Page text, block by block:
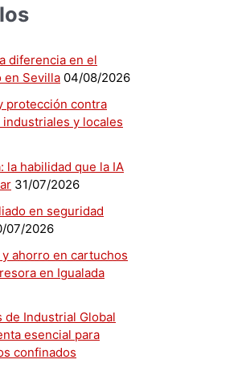
diferencia en el
en Sevilla 04/08/2026
protección contra
y locales
la habilidad que la IA
31/07/2026
en seguridad
07/2026
ahorro en cartuchos
en Igualada
de Industrial Global
esencial para
confinados